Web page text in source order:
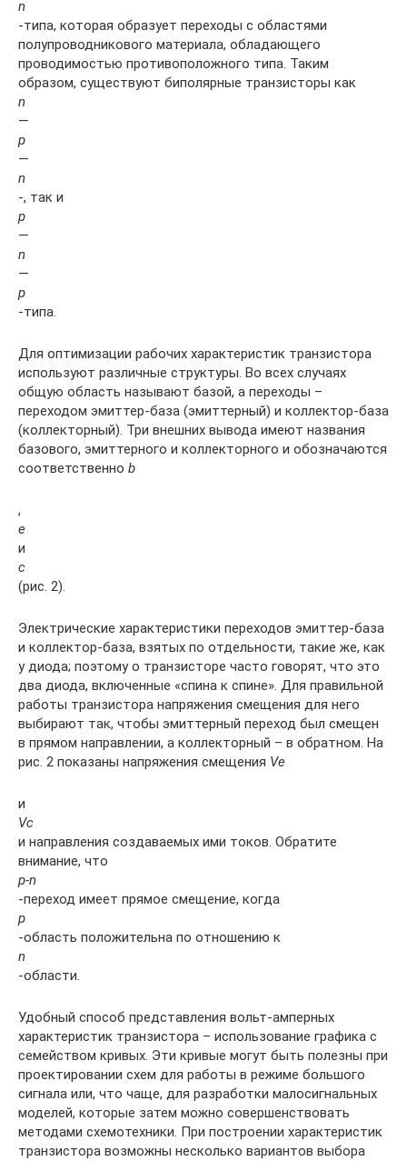
n
-типа, которая образует переходы с областями
полупроводникового материала, обладающего
проводимостью противоположного типа. Таким
образом, существуют биполярные транзисторы как
n
—
p
—
n
-, так и
p
—
n
—
p
-типа.
Для оптимизации рабочих характеристик транзистора
используют различные структуры. Во всех случаях
общую область называют базой, а переходы –
переходом эмиттер-база (эмиттерный) и коллектор-база
(коллекторный). Три внешних вывода имеют названия
базового, эмиттерного и коллекторного и обозначаются
соответственно b
,
e
и
c
(рис. 2).
Электрические характеристики переходов эмиттер-база
и коллектор-база, взятых по отдельности, такие же, как
у диода; поэтому о транзисторе часто говорят, что это
два диода, включенные «спина к спине». Для правильной
работы транзистора напряжения смещения для него
выбирают так, чтобы эмиттерный переход был смещен
в прямом направлении, а коллекторный – в обратном. На
рис. 2 показаны напряжения смещения Ve
и
Vc
и направления создаваемых ими токов. Обратите
внимание, что
p-n
-переход имеет прямое смещение, когда
p
-область положительна по отношению к
n
-области.
Удобный способ представления вольт-амперных
характеристик транзистора – использование графика с
семейством кривых. Эти кривые могут быть полезны при
проектировании схем для работы в режиме большого
сигнала или, что чаще, для разработки малосигнальных
моделей, которые затем можно совершенствовать
методами схемотехники. При построении характеристик
транзистора возможны несколько вариантов выбора